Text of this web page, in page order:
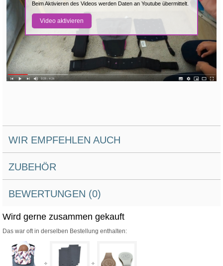
Beim Aktivieren des Videos werden Daten an Youtube übermittelt.
Video aktivieren
WIR EMPFEHLEN AUCH
ZUBEHÖR
BEWERTUNGEN (0)
Wird gerne zusammen gekauft
Das war oft in derselben Bestellung enthalten: